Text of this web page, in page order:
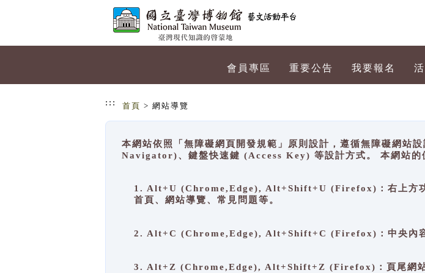
會員專區 重要公告 我要報名
::: 首頁 > 網站導覽
本網站依照「無障礙網頁開發規範」原則設計，遵循無障礙網站
Navigator)、鍵盤快速鍵 (Access Key) 等設計方式。 本網站的
1. Alt+U (Chrome,Edge), Alt+Shift+U (Firefox)：右上方功
首頁、網站導覽、常見問題等。
2. Alt+C (Chrome,Edge), Alt+Shift+C (Firefox)：中央內容
3. Alt+Z (Chrome,Edge), Alt+Shift+Z (Firefox)：頁尾網站